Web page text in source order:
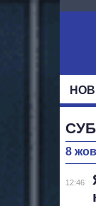
1555
8
12:46